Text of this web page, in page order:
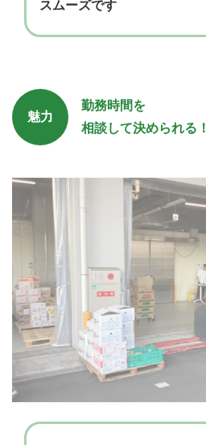
スムーズです
魅力
勤務時間を
相談して決められる！